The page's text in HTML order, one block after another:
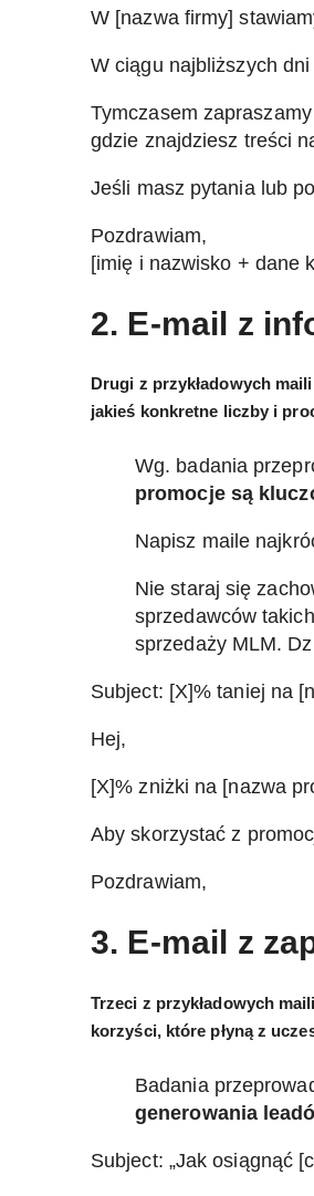
W [nazwa firmy]
W ciągu najbliższych
Tymczasem
gdzie znajdziesz treści
Jeśli masz pytania lub
Pozdrawiam,
[imię i nazwisko + dane
2. E-mail z
Drugi z przykładowych
jakieś konkretne liczby i
Wg. badania
promocje są
Napisz maile
Nie staraj się
sprzedawców
sprzedaży MLM.
Subject: [X]% taniej na
Hej,
[X]% zniżki na [nazwa
Aby skorzystać z
Pozdrawiam,
3. E-mail z
Trzeci z przykładowych
korzyści, które płyną z
Badania
generowania
Subject: „Jak osiągnąć